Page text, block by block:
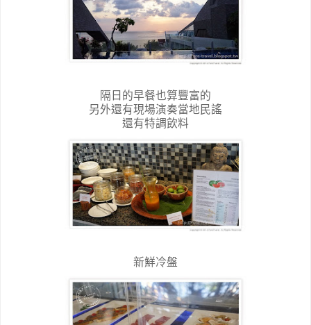
隔日的早餐也算豐富的
另外還有現場演奏當地民謠
還有特調飲料
新鮮冷盤